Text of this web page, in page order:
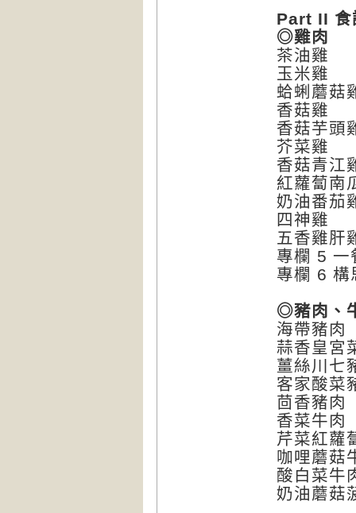
Part II 食
◎雞肉
茶油雞
玉米雞
蛤蜊蘑菇
香菇雞
香菇芋頭
芥菜雞
香菇青江
紅蘿蔔南
奶油番茄
四神雞
五香雞肝
專欄 5 一
專欄 6 構
◎豬肉、
海帶豬肉
蒜香皇宮
薑絲川七
客家酸菜
茴香豬肉
香菜牛肉
芹菜紅蘿
咖哩蘑菇
酸白菜牛
奶油蘑菇